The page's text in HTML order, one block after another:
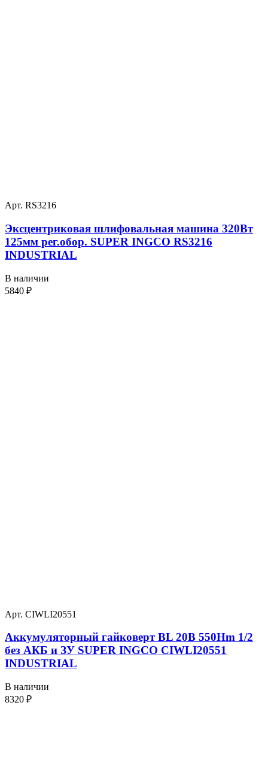
Арт. RS3216
Эксцентриковая шлифовальная машина 320Вт
125мм рег.обор. SUPER INGCO RS3216
INDUSTRIAL
В наличии
5840 ₽
Арт. CIWLI20551
Аккумуляторный гайковерт BL 20В 550Hm 1/2
без АКБ и ЗУ SUPER INGCO CIWLI20551
INDUSTRIAL
В наличии
8320 ₽